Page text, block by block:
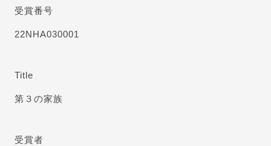
受賞番号
22NHA030001
Title
第３の家族
受賞者